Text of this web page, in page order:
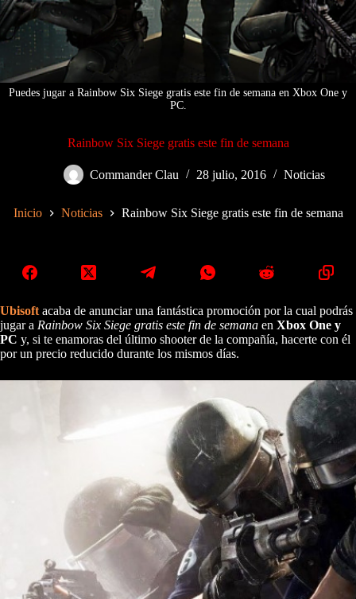
Puedes jugar a Rainbow Six Siege gratis este fin de semana en Xbox One y
PC.
Rainbow Six Siege gratis este fin de semana
Commander Clau 28 julio, 2016 Noticias
Inicio Noticias Rainbow Six Siege gratis este fin de semana
Ubisoft acaba de anunciar una fantástica promoción por la cual podrás
jugar a Rainbow Six Siege gratis este fin de semana en Xbox One y
PC y, si te enamoras del último shooter de la compañía, hacerte con él
por un precio reducido durante los mismos días.